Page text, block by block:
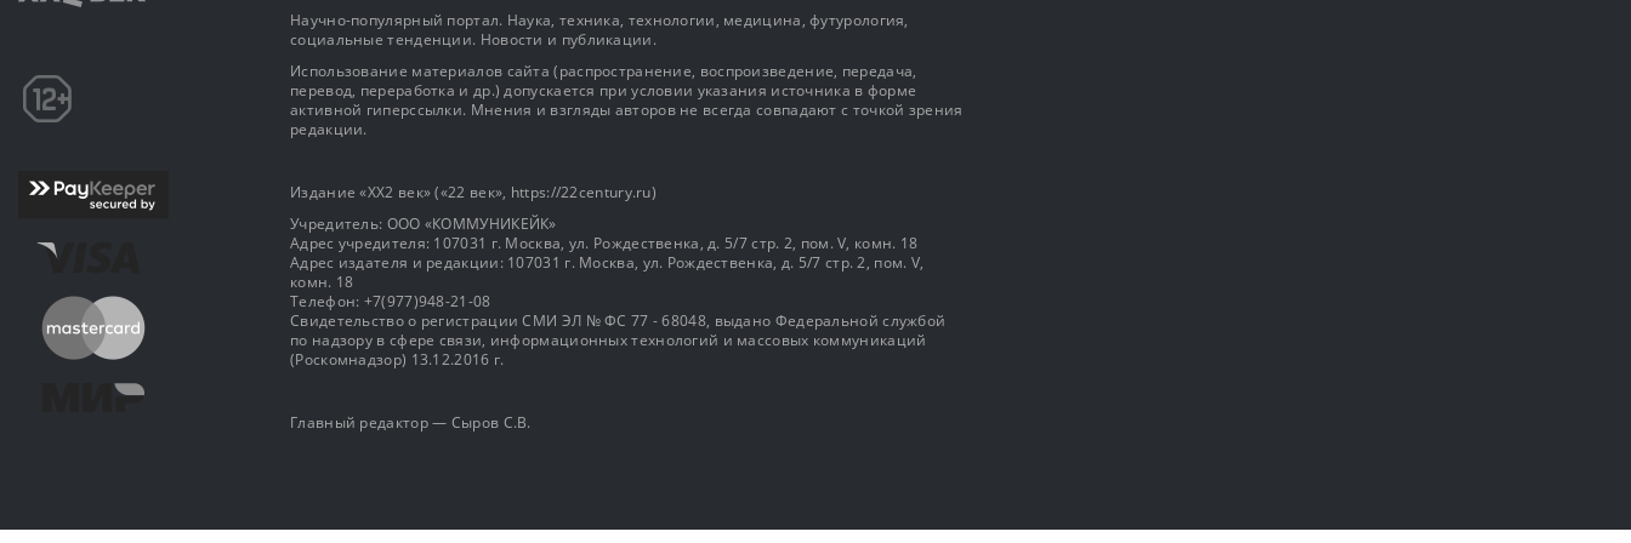
Использование материалов сайта (распространение, воспроизведение, передача,
перевод, переработка и др.) допускается при условии указания источника в форме
активной гиперссылки. Мнения и взгляды авторов не всегда совпадают с точкой зрения
редакции.
Учредитель: OOO «КОММУНИКЕЙК»
Адрес учредителя: 107031 г. Москва, ул. Рождественка, д. 5/7 стр. 2, пом. V, комн. 18
Адрес издателя и редакции: 107031 г. Москва, ул. Рождественка, д. 5/7 стр. 2, пом. V,
комн. 18
Телефон: +7(977)948-21-08
Свидетельство о регистрации СМИ ЭЛ № ФС 77 - 68048, выдано Федеральной службой
по надзору в сфере связи, информационных технологий и массовых коммуникаций
(Роскомнадзор) 13.12.2016 г.